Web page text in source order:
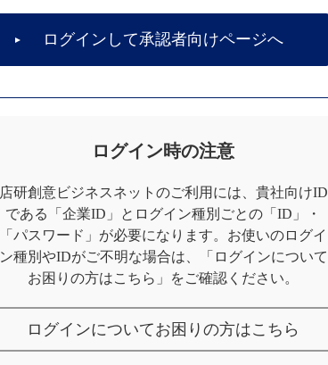
ログインして承認者向けページへ
ログイン時の注意
店研創意ビジネスネットのご利用には、貴社向けID
である「企業ID」とログイン種別ごとの「ID」・
「パスワード」が必要になります。お使いのログイ
ン種別やIDがご不明な場合は、「ログインについて
お困りの方はこちら」をご確認ください。
ログインについてお困りの方はこちら